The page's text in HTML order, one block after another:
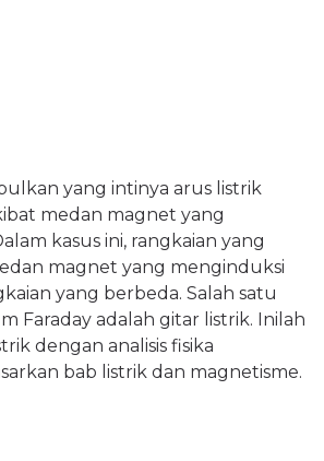
yang intinya arus listrik
medan magnet yang
kasus ini, rangkaian yang
magnet yang menginduksi
yang berbeda. Salah satu
Faraday adalah gitar listrik. Inilah
dengan analisis fisika
bab listrik dan magnetisme.